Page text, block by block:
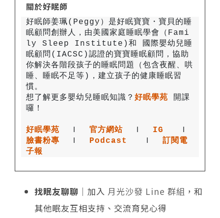
關於好眠師
好眠師姜珮(Peggy）是好眠寶寶・寶貝的睡
眠顧問創辦人，由美國家庭睡眠學會（Fami
ly Sleep Institute)和 國際嬰幼兒睡
眠顧問(IACSC)認證的寶寶睡眠顧問，協助
你解決各階段孩子的睡眠問題（包含夜醒、哄
睡、睡眠不足等)，建立孩子的健康睡眠習
想了解更多嬰幼兒睡眠知識？ 好眠學苑
開課
好眠學苑
  Ｉ
官方網站 Ｉ IG
Ｉ
臉書粉專
Ｉ Podcast Ｉ
訂閱電
子報
找眠友聊聊 ｜加入 月光沙發 Line 群組 ，和
其他眠友互相支持、交流育兒心得